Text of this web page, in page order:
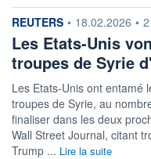
information fournie par
REUTERS • 18.02.2026 •
Les Etats-Unis
troupes de Syrie
Les Etats-Unis ont entamé
troupes de Syrie, au
finaliser dans les deux
Wall Street Journal, citant
Trump ... Lire la suite